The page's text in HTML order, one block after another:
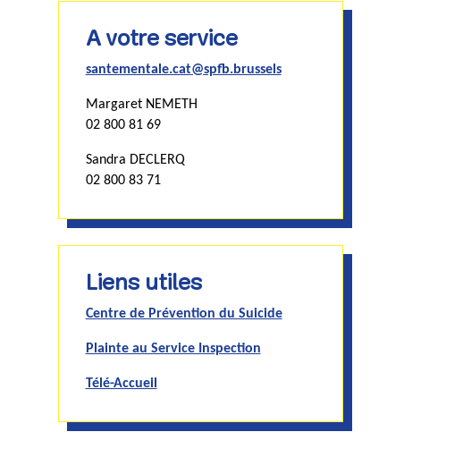
A votre service
santementale.cat@spfb.brussels
Margaret NEMETH
02 800 81 69
Sandra DECLERQ
02 800 83 71
Liens utiles
Centre de Prévention du Suicide
Plainte au Service Inspection
Télé-Accueil